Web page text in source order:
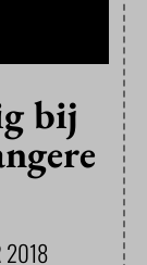
bij
2018